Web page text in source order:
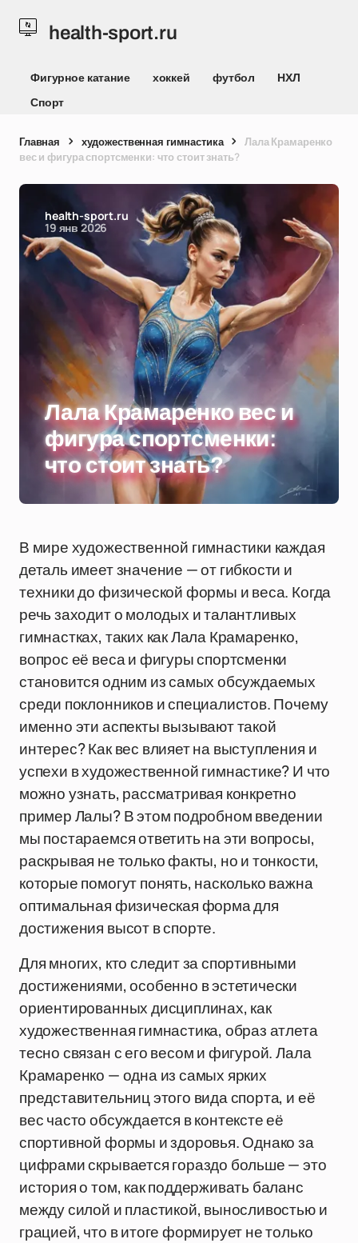
health-sport.ru
Фигурное катание хоккей футбол
НХЛ
Спорт
Главная художественная гимнастика
Лала Крамаренко
вес и фигура спортсменки: что стоит знать?
health-sport.ru
19 янв 2026
Лала Крамаренко вес и
фигура спортсменки:
что стоит знать?
В мире художественной гимнастики каждая
деталь имеет значение — от гибкости и
техники до физической формы и веса. Когда
речь заходит о молодых и талантливых
гимнастках, таких как Лала Крамаренко,
вопрос её веса и фигуры спортсменки
становится одним из самых обсуждаемых
среди поклонников и специалистов. Почему
именно эти аспекты вызывают такой
интерес? Как вес влияет на выступления и
успехи в художественной гимнастике? И что
можно узнать, рассматривая конкретно
пример Лалы? В этом подробном введении
мы постараемся ответить на эти вопросы,
раскрывая не только факты, но и тонкости,
которые помогут понять, насколько важна
оптимальная физическая форма для
достижения высот в спорте.
Для многих, кто следит за спортивными
достижениями, особенно в эстетически
ориентированных дисциплинах, как
художественная гимнастика, образ атлета
тесно связан с его весом и фигурой. Лала
Крамаренко — одна из самых ярких
представительниц этого вида спорта, и её
вес часто обсуждается в контексте её
спортивной формы и здоровья. Однако за
цифрами скрывается гораздо больше — это
история о том, как поддерживать баланс
между силой и пластикой, выносливостью и
грацией, что в итоге формирует не только